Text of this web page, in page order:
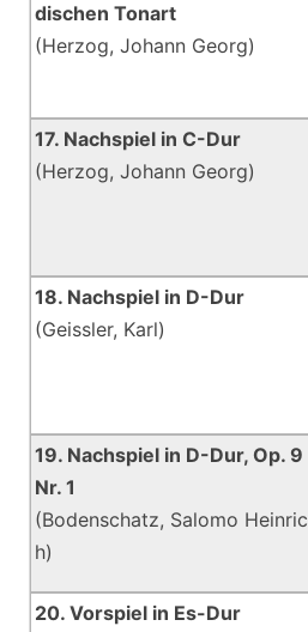
dischen Tonart
(Herzog, Johann Georg)
17. Nachspiel in C-Dur
(Herzog, Johann Georg)
18. Nachspiel in D-Dur
(Geissler, Karl)
19. Nachspiel in D-Dur, Op. 9
Nr. 1
(Bodenschatz, Salomo Heinric
h)
20. Vorspiel in Es-Dur